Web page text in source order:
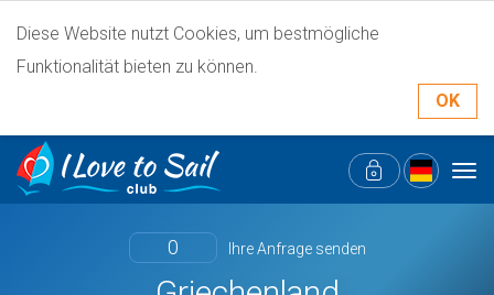
Diese Website nutzt Cookies, um bestmögliche
Funktionalität bieten zu können.
OK
0 Ihre Anfrage senden